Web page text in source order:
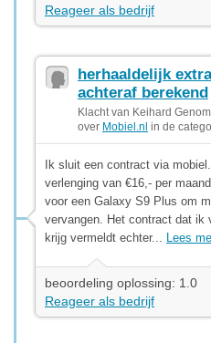
Reageer als bedrijf
herhaaldelijk
achteraf berekend
Klacht van Keihard
over Mobiel.nl in de
Ik sluit een contract via
verlenging van €16,- per
voor een Galaxy S9 Plus om
vervangen. Het contract dat ik
krijg vermeldt echter... Lees
beoordeling oplossing: 1.0
Reageer als bedrijf